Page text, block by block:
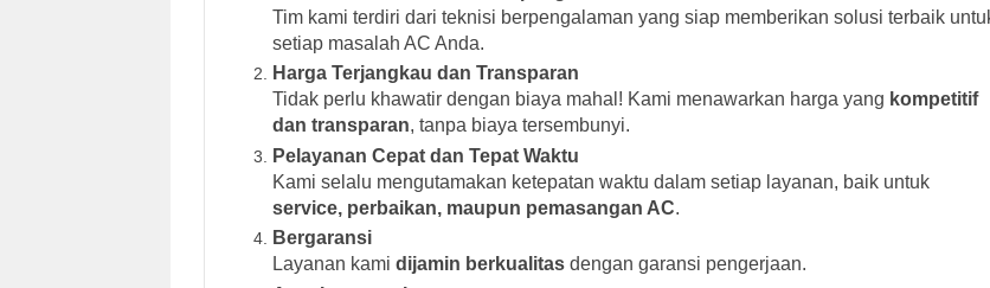
Tim kami terdiri dari teknisi berpengalaman yang siap memberikan solusi terbaik
setiap masalah AC Anda.
Harga Terjangkau dan Transparan
Tidak perlu khawatir dengan biaya mahal! Kami menawarkan harga yang kompetitif
dan transparan, tanpa biaya tersembunyi.
Pelayanan Cepat dan Tepat Waktu
Kami selalu mengutamakan ketepatan waktu dalam setiap layanan, baik untuk
service, perbaikan, maupun pemasangan AC.
Bergaransi
Layanan kami dijamin berkualitas dengan garansi pengerjaan.